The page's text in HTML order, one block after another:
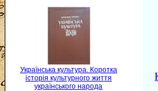
Українська культура. Коротка
історія культурного життя
українського народа